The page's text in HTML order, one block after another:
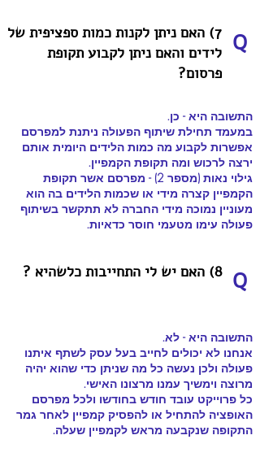
7) האם ניתן לקנות כמות ספציפית של
לידים והאם ניתן לקבוע תקופת
פרסום?
Q
התשובה היא - כן.
במעמד תחילת שיתוף הפעולה ניתנת למפרסם
אפשרות לקבוע מה כמות הלידים היומית אותם
ירצה לרכוש ומה תקופת הקמפיין.
גילוי נאות (מספר 2) - מפרסם אשר תקופת
הקמפיין קצרה מידי או שכמות הלידים בה הוא
מעוניין נמוכה מידי החברה לא תתקשר בשיתוף
פעולה עימו מטעמי חוסר כדאיות.
8) האם יש לי התחייבות כלשהיא ? Q
התשובה היא - לא.
אנחנו לא יכולים לחייב בעל עסק לשתף איתנו
פעולה ולכן נעשה כל מה שניתן כדי שהוא יהיה
מרוצה וימשיך עמנו מרצונו האישי.
כל פרוייקט עובד חודש בחודשו ולכל מפרסם
האופציה להתחיל או להפסיק קמפיין לאחר גמר
התקופה שנקבעה מראש לקמפיין שעלה.